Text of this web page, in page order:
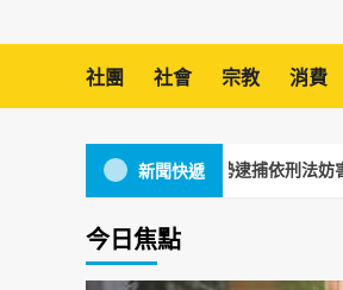
社團 社會 宗教 消費
新聞快遞
拒檢逃逸 勇警強勢逮捕依刑法妨害公務、
今日焦點